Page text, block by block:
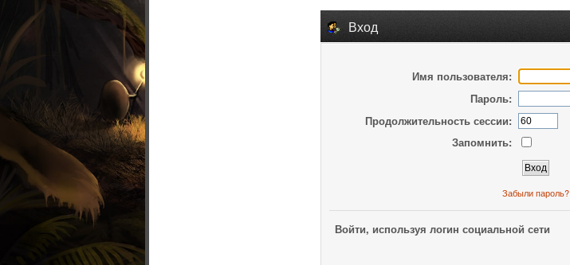
Вход
Имя пользователя:
Пароль:
Продолжительность сессии:
Запомнить:
Забыли пароль?
Войти, используя логин социальной сети